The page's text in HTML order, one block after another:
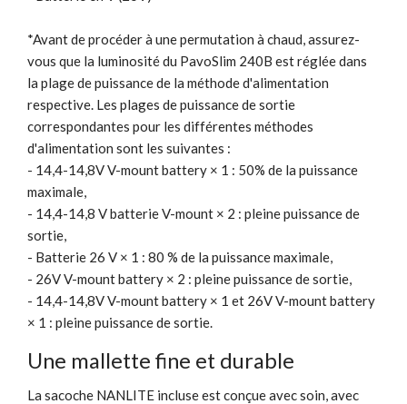
*Avant de procéder à une permutation à chaud, assurez-
vous que la luminosité du PavoSlim 240B est réglée dans
la plage de puissance de la méthode d'alimentation
respective. Les plages de puissance de sortie
correspondantes pour les différentes méthodes
d'alimentation sont les suivantes :
- 14,4-14,8V V-mount battery × 1 : 50% de la puissance
maximale,
- 14,4-14,8 V batterie V-mount × 2 : pleine puissance de
sortie,
- Batterie 26 V × 1 : 80 % de la puissance maximale,
- 26V V-mount battery × 2 : pleine puissance de sortie,
- 14,4-14,8V V-mount battery × 1 et 26V V-mount battery
× 1 : pleine puissance de sortie.
Une mallette fine et durable
La sacoche NANLITE incluse est conçue avec soin, avec